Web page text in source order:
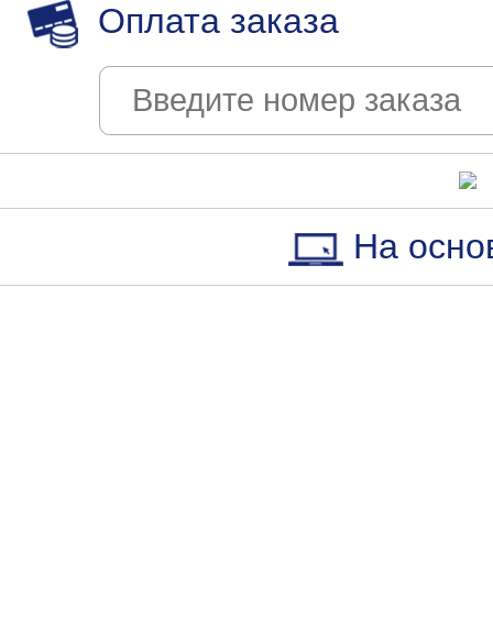
Оплата заказа
На